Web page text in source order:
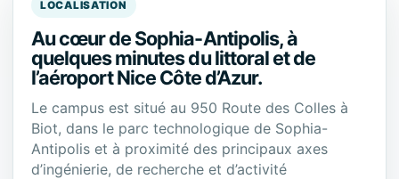
LOCALISATION
Au cœur de Sophia-Antipolis, à
quelques minutes du littoral et de
l’aéroport Nice Côte d’Azur.
Le campus est situé au 950 Route des Colles à
Biot, dans le parc technologique de Sophia-
Antipolis et à proximité des principaux axes
d’ingénierie, de recherche et d’activité